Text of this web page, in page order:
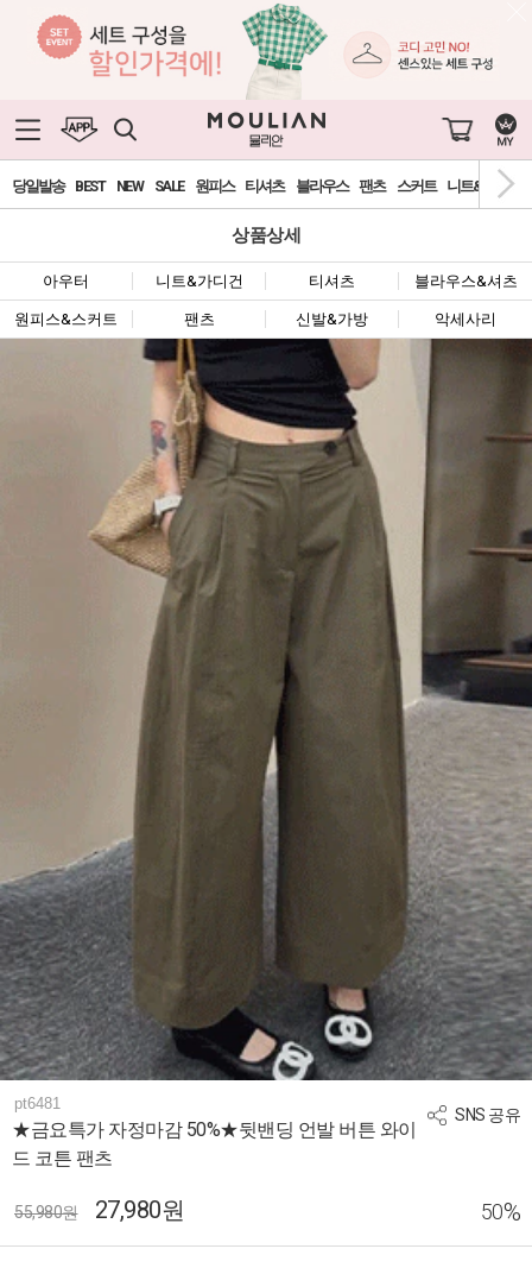
당일발송 BEST NEW SALE 원피스 티셔츠 블라우스 팬츠 스커트 니트&가디건
상품상세
아우터 니트&가디건 티셔츠 블라우스&셔츠
원피스&스커트 팬츠 신발&가방 악세사리
SNS 공유
pt6481
★금요특가 자정마감 50%★뒷밴딩 언발 버튼 와이
드 코튼 팬츠
55,980원 27,980원 50%